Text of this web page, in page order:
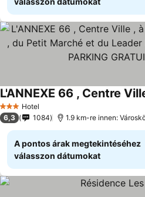
3 Kategória
Hotel
Árak megjelenítése
6,3 1084 1.9 km-re innen:
A pontos árak megtekintéséhez
válasszon dátumokat